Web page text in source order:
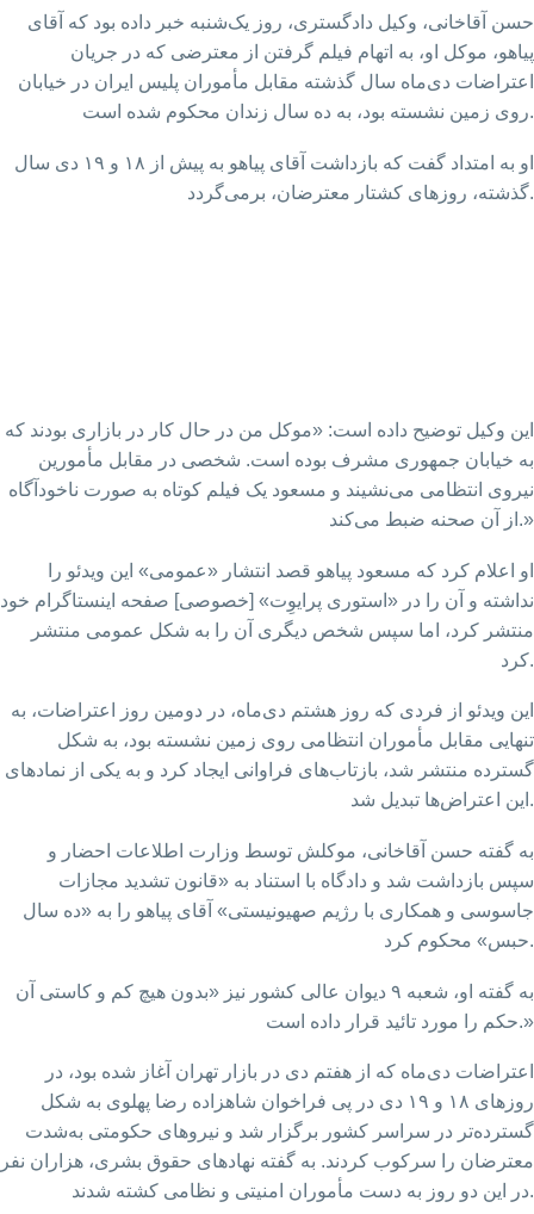
حسن آقاخانی، وکیل دادگستری، روز یک‌شنبه خبر داده بود که آقای
پیاهو، موکل او، به اتهام فیلم گرفتن از معترضی که در جریان
اعتراضات دی‌ماه سال گذشته مقابل مأموران پلیس ایران در خیابان
روی زمین نشسته بود، به ده سال زندان محکوم شده است.
او به امتداد گفت که بازداشت آقای پیاهو به پیش از ۱۸ و ۱۹ دی سال
گذشته، روزهای کشتار معترضان، برمی‌گردد.
این وکیل توضیح داده است: «موکل من در حال کار در بازاری بودند که
به خیابان جمهوری مشرف بوده است. شخصی در مقابل مأمورین
نیروی انتظامی می‌نشیند و مسعود یک فیلم کوتاه به صورت ناخودآگاه
از آن صحنه ضبط می‌کند.»
او اعلام کرد که مسعود پیاهو قصد انتشار «عمومی» این ویدئو را
نداشته و آن را در «استوری پرایوِت» [خصوصی] صفحه اینستاگرام خود
منتشر کرد، اما سپس شخص دیگری آن را به شکل عمومی منتشر
کرد.
این ویدئو از فردی که روز هشتم دی‌ماه، در دومین روز اعتراضات، به
تنهایی مقابل مأموران انتظامی روی زمین نشسته بود، به شکل
گسترده منتشر شد، بازتاب‌های فراوانی ایجاد کرد و به یکی از نمادهای
این اعتراض‌ها تبدیل شد.
به گفته حسن آقاخانی، موکلش توسط وزارت اطلاعات احضار و
سپس بازداشت شد و دادگاه با استناد به «قانون تشدید مجازات
جاسوسی و همکاری با رژیم صهیونیستی» آقای پیاهو را به «ده سال
حبس» محکوم کرد.
به گفته او، شعبه ۹ دیوان عالی کشور نیز «بدون هیچ کم و کاستی آن
حکم را مورد تائید قرار داده است.»
اعتراضات دی‌ماه که از هفتم دی در بازار تهران آغاز شده بود، در
روزهای ۱۸ و ۱۹ دی در پی فراخوان شاهزاده رضا پهلوی به شکل
گسترده‌تر در سراسر کشور برگزار شد و نیروهای حکومتی به‌شدت
معترضان را سرکوب کردند. به گفته نهادهای حقوق بشری، هزاران نفر
در این دو روز به دست مأموران امنیتی و نظامی کشته شدند.